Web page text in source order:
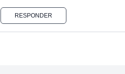
RESPONDER